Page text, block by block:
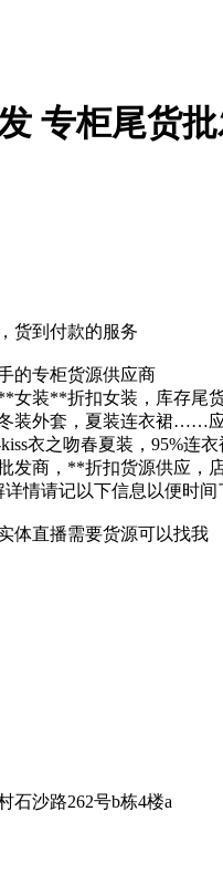
专柜尾货
货到付款的服务
的专柜货源供应商
女装**折扣女装，库存
装外套，夏装连衣裙……
衣之吻春夏装，95%
发商，**折扣货源供应
情请记以下信息以便时
体直播需要货源可以找我
石沙路262号b栋4楼a